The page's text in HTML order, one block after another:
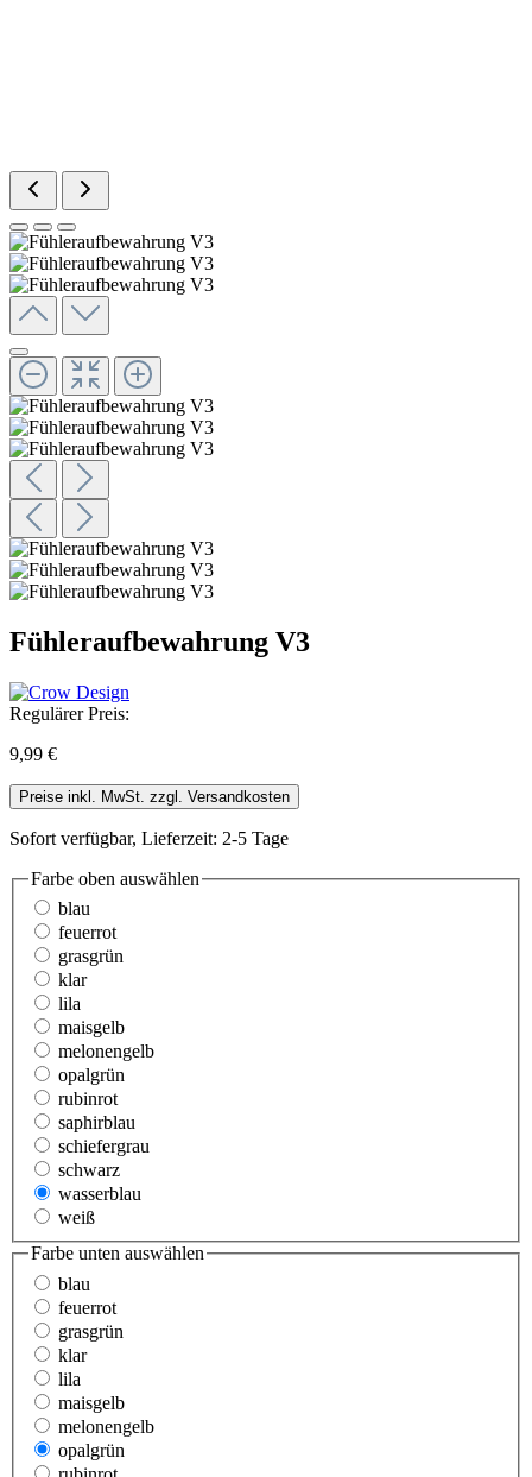
Fühleraufbewahrung V3
Regulärer Preis:
9,99 €
Preise inkl. MwSt. zzgl. Versandkosten
Sofort verfügbar, Lieferzeit: 2-5 Tage
Farbe oben auswählen
blau
feuerrot
grasgrün
klar
lila
maisgelb
melonengelb
opalgrün
rubinrot
saphirblau
schiefergrau
schwarz
wasserblau
weiß
Farbe unten auswählen
blau
feuerrot
grasgrün
klar
lila
maisgelb
melonengelb
opalgrün